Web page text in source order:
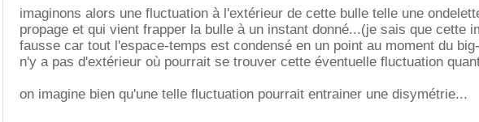
imaginons alors une fluctuation à l'extérieur de cette bulle telle une
propage et qui vient frapper la bulle à un instant donné...(je sais que cette
fausse car tout l'espace-temps est condensé en un point au moment du
n'y a pas d'extérieur où pourrait se trouver cette éventuelle fluctuation
on imagine bien qu'une telle fluctuation pourrait entrainer une disymétrie...